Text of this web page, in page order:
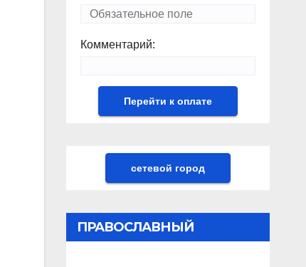
Комментарий:
сетевой город
ПРАВОСЛАВНЫЙ